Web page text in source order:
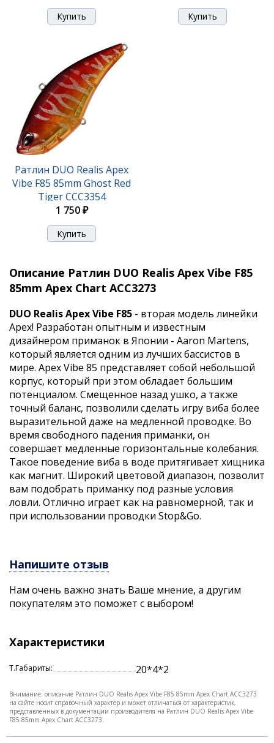
Ратлин DUO Realis Apex
Vibe F85 85mm Ghost Red
Tiger CCC3354
1 750 ₽
Описание Ратлин DUO Realis Apex Vibe F85
85mm Apex Chart ACC3273
DUO Realis Apex Vibe F85 - вторая модель линейки
Apex! Разработан опытным и известным
дизайнером приманок в Японии - Aaron Martens,
который является одним из лучших бассистов в
мире. Apex Vibe 85 представляет собой небольшой
корпус, который при этом обладает большим
потенциалом. Смещенное назад ушко, а также
точный баланс, позволили сделать игру виба более
выразительной даже на медленной проводке. Во
время свободного падения приманки, он
совершает медленные горизонтальные колебания.
Такое поведение виба в воде притягивает хищника
как магнит. Широкий цветовой диапазон, позволит
вам подобрать приманку под разные условия
ловли. Отлично играет как на равномерной, так и
при использовании проводки Stop&Go.
Напишите отзыв
Нам очень важно знать Ваше мнение, а другим
покупателям это поможет с выбором!
Характеристики
Т.Габариты: 20*4*2
Внимание: описание Ратлин DUO Realis Apex Vibe F85 85mm Apex Chart ACC3273
на сайте носит справочный характер и может отличаться от характеристик,
представленных в документации производителя на Ратлин DUO Realis Apex Vibe
F85 85mm Apex Chart ACC3273.